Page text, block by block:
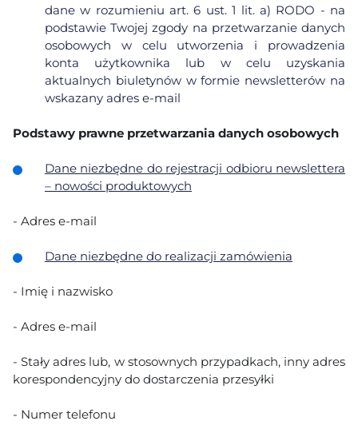
dane w rozumieniu art. 6 ust. 1 lit. a) RODO - na
podstawie Twojej zgody na przetwarzanie danych
osobowych w celu utworzenia i prowadzenia
konta użytkownika lub w celu uzyskania
aktualnych biuletynów w formie newsletterów na
wskazany adres e-mail
Podstawy prawne przetwarzania danych osobowych
Dane niezbędne do rejestracji odbioru newslettera
– nowości produktowych
- Adres e-mail
Dane niezbędne do realizacji zamówienia
- Imię i nazwisko
- Adres e-mail
- Stały adres lub, w stosownych przypadkach, inny adres
korespondencyjny do dostarczenia przesyłki
- Numer telefonu